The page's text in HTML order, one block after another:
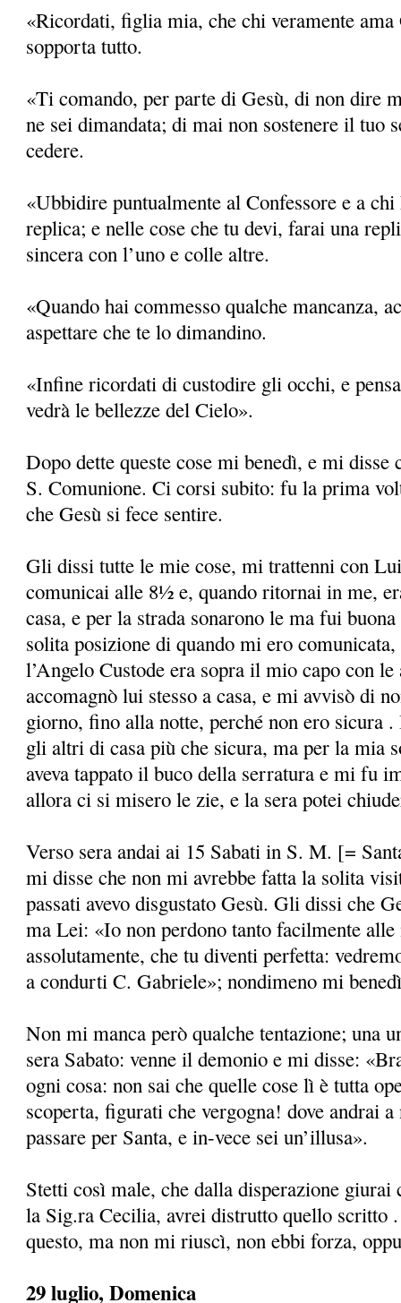
«Ricordati, figlia mia, che chi veramente ama
sopporta tutto.
«Ti comando, per parte di Gesù, di non dire
ne sei dimandata; di mai non sostenere il tuo
cedere.
«Ubbidire puntualmente al Confessore e a
replica; e nelle cose che tu devi, farai una
sincera con l’uno e colle altre.
«Quando hai commesso qualche mancanza,
aspettare che te lo dimandino.
«Infine ricordati di custodire gli occhi, e
vedrà le bellezze del Cielo».
Dopo dette queste cose mi benedì, e mi disse
S. Comunione. Ci corsi subito: fu la prima
che Gesù si fece sentire.
Gli dissi tutte le mie cose, mi trattenni con
comunicai alle 8½ e, quando ritornai in me,
casa, e per la strada sonarono le ma fui
solita posizione di quando mi ero
l’Angelo Custode era sopra il mio capo con
accomagnò lui stesso a casa, e mi avvisò di
giorno, fino alla notte, perché non ero sicura
gli altri di casa più che sicura, ma per la mia
aveva tappato il buco della serratura e mi fu
allora ci si misero le zie, e la sera potei
Verso sera andai ai 15 Sabati in S. M. [=
mi disse che non mi avrebbe fatta la solita
passati avevo disgustato Gesù. Gli dissi che
ma Lei: «Io non perdono tanto facilmente
assolutamente, che tu diventi perfetta:
a condurti C. Gabriele»; nondimeno mi
Non mi manca però qualche tentazione; una
sera Sabato: venne il demonio e mi disse:
ogni cosa: non sai che quelle cose lì è tutta
scoperta, figurati che vergogna! dove andrai
passare per Santa, e in-vece sei un’illusa».
Stetti così male, che dalla disperazione giurai
la Sig.ra Cecilia, avrei distrutto quello scritto
questo, ma non mi riuscì, non ebbi forza,
29 luglio, Domenica